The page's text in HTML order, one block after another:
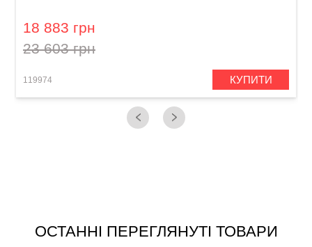
18 883 грн
23 603 грн
119974 КУПИТИ
ОСТАННІ ПЕРЕГЛЯНУТІ ТОВАРИ